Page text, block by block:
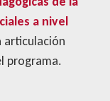
a nivel
articulación
programa.